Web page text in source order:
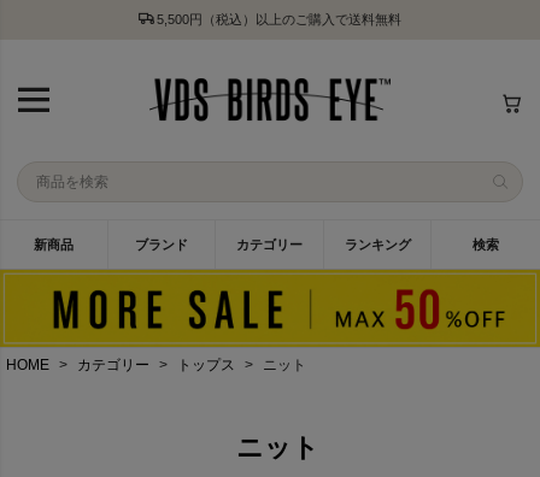
5,500円（税込）以上のご購入で送料無料
新商品 ブランド カテゴリー ランキング 検索
HOME カテゴリー トップス ニット
ニット